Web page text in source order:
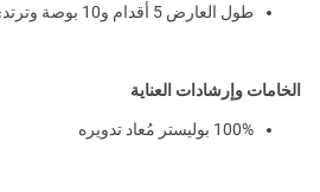
طول العارض 5 أقدام و10 بوصة وترتدي مقاس M
الخامات وإرشادات العناية
100% بوليستر مُعاد تدويره